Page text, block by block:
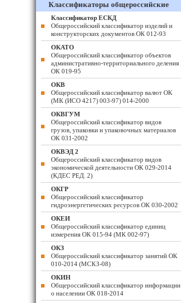
Классификаторы общероссийские
Классификатор ЕСКД
Общероссийский классификатор изделий и
конструкторских документов ОК 012-93
ОКАТО
Общероссийский классификатор объектов
административно-территориального деления
ОК 019-95
ОКВ
Общероссийский классификатор валют ОК
(МК (ИСО 4217) 003-97) 014-2000
ОКВГУМ
Общероссийский классификатор видов
грузов, упаковки и упаковочных материалов
ОК 031-2002
ОКВЭД 2
Общероссийский классификатор видов
экономической деятельности ОК 029-2014
(КДЕС РЕД. 2)
ОКГР
Общероссийский классификатор
гидроэнергетических ресурсов ОК 030-2002
ОКЕИ
Общероссийский классификатор единиц
измерения ОК 015-94 (МК 002-97)
ОКЗ
Общероссийский классификатор занятий ОК
010-2014 (МСКЗ-08)
ОКИН
Общероссийский классификатор информации
о населении ОК 018-2014